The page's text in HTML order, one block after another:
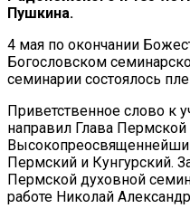
Пушкина.
4 мая по окончании
Богословском
семинарии состоялось
Приветственное слово к
направил Глава
Пермский и Кунгурский.
Пермской духовной
работе Николай